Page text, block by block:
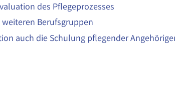
des Pflegeprozesses
Berufsgruppen
auch die Schulung pflegender